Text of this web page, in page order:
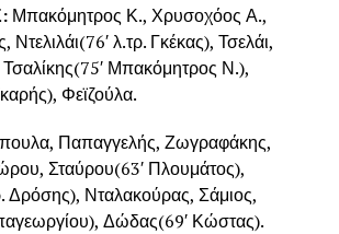
Μπακόμητρος Κ., Χρυσοχόος Α.,
λ.τρ. Γκέκας), Τσελάι,
Μπακόμητρος Ν.),
Φεϊζούλα.
Παπαγγελής, Ζωγραφάκης,
Σταύρου(63′ Πλουμάτος),
Δρόσης), Νταλακούρας, Σάμιος,
Δώδας(69′ Κώστας).